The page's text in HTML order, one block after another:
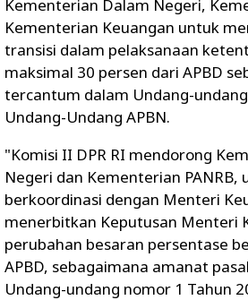
Kementerian Dalam Negeri,
Kementerian Keuangan untuk
transisi dalam pelaksanaan
maksimal 30 persen dari APBD
tercantum dalam Undang-
Undang-Undang APBN.
"Komisi II DPR RI mendorong
Negeri dan Kementerian PANRB,
berkoordinasi dengan Menteri
menerbitkan Keputusan Menteri
perubahan besaran persentase
APBD, sebagaimana amanat
Undang-undang nomor 1 Tahun